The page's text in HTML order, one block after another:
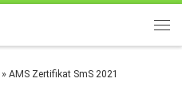
» AMS Zertifikat SmS 2021